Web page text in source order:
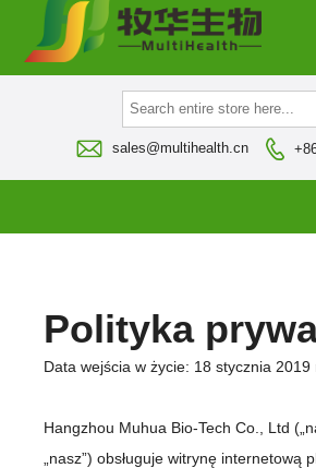
 sales@multihealth.cn 
Polityka
Data wejścia w życie: 18 stycznia 2019
Hangzhou Muhua Bio-Tech Co., Ltd
„nasz”) obsługuje witrynę internetową